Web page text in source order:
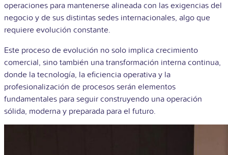
operaciones para mantenerse alineada con las exigencias del
negocio y de sus distintas sedes internacionales, algo que
requiere evolución constante.
Este proceso de evolución no solo implica crecimiento
comercial, sino también una transformación interna continua,
donde la tecnología, la eficiencia operativa y la
profesionalización de procesos serán elementos
fundamentales para seguir construyendo una operación
sólida, moderna y preparada para el futuro.